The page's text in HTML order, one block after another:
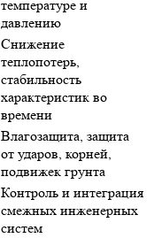
температуре и
давлению
Снижение
теплопотерь,
стабильность
характеристик во
времени
Влагозащита, защита
от ударов, корней,
подвижек грунта
Контроль и интеграция
смежных инженерных
систем